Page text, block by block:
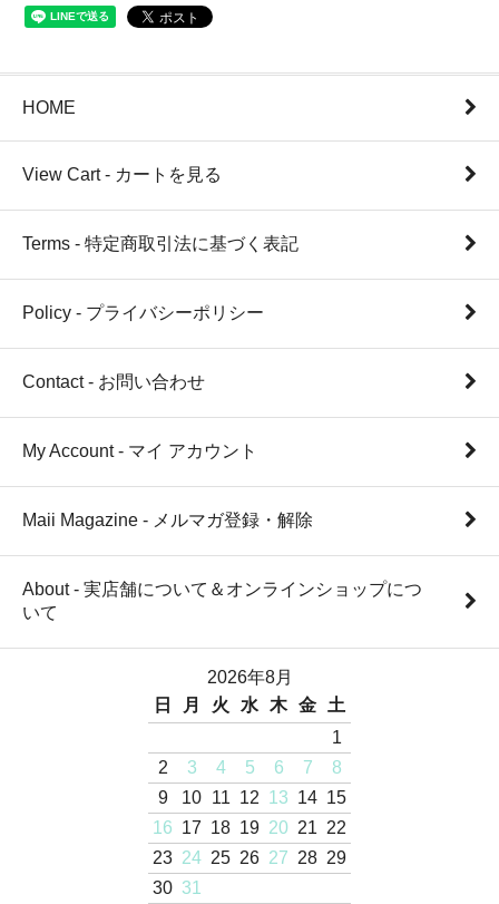
HOME
View Cart - カートを見る
Terms - 特定商取引法に基づく表記
Policy - プライバシーポリシー
Contact - お問い合わせ
My Account - マイ アカウント
Maii Magazine - メルマガ登録・解除
About - 実店舗について＆オンラインショップにつ
いて
2026年8月
日
月 火 水 木 金
土
1
2
3 4 5 6 7
8
9
10 11 12 13 14 15
16 17 18 19 20 21 22
23 24 25 26 27 28 29
30 31